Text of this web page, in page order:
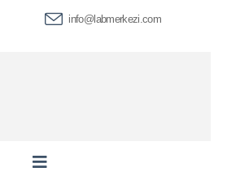
info@labmerkezi.com